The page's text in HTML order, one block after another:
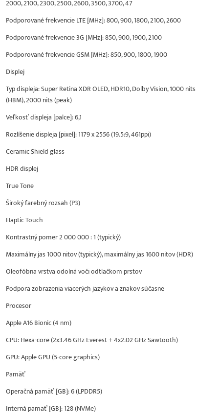
2000, 2100, 2300, 2500, 2600, 3500, 3700, 47
Podporované frekvencie LTE [MHz]: 800, 900, 1800, 2100, 2600
Podporované frekvencie 3G [MHz]: 850, 900, 1900, 2100
Podporované frekvencie GSM [MHz]: 850, 900, 1800, 1900
Displej
Typ displeja: Super Retina XDR OLED, HDR10, Dolby Vision, 1000 nits
(HBM), 2000 nits (peak)
Veľkosť displeja [palce]: 6,1
Rozlíšenie displeja [pixel]: 1179 x 2556 (19.5:9, 461ppi)
Ceramic Shield glass
HDR displej
True Tone
Široký farebný rozsah (P3)
Haptic Touch
Kontrastný pomer 2 000 000 : 1 (typický)
Maximálny jas 1000 nitov (typický), maximálny jas 1600 nitov (HDR)
Oleofóbna vrstva odolná voči odtlačkom prstov
Podpora zobrazenia viacerých jazykov a znakov súčasne
Procesor
Apple A16 Bionic (4 nm)
CPU: Hexa-core (2x3.46 GHz Everest + 4x2.02 GHz Sawtooth)
GPU: Apple GPU (5-core graphics)
Pamäť
Operačná pamäť [GB]: 6 (LPDDR5)
Interná pamäť [GB]: 128 (NVMe)